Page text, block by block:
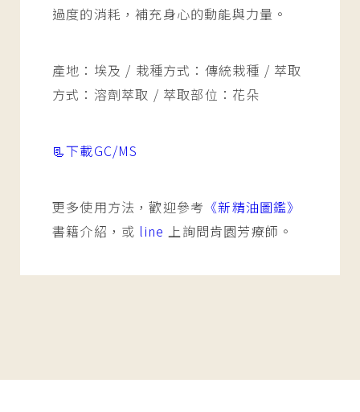
過度的消耗，補充身心的動能與力量。
產地：埃及 / 栽種方式：傳統栽種 / 萃取
方式：溶劑萃取 / 萃取部位：花朵
📃下載GC/MS
更多使用方法，歡迎參考 《新精油圖鑑》
書籍介紹，或 line 上詢問肯園芳療師。